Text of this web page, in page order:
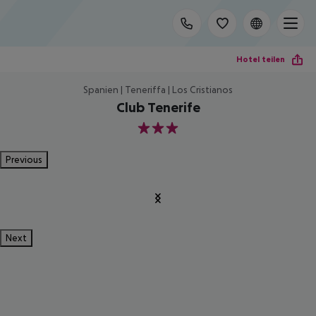
Hotel teilen
Spanien | Teneriffa | Los Cristianos
Club Tenerife
3
Previous
Next